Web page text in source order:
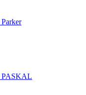
PASKAL